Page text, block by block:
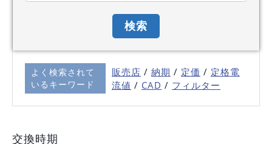
よく検索されて
いるキーワード
販売店 / 納期 / 定価 / 定格電
流値 / CAD / フィルター
交換時期